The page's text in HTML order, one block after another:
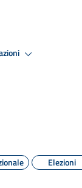
Elezioni